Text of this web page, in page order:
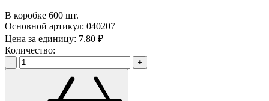
В коробке 600 шт.
Основной артикул: 040207
Цена за единицу: 7.80 ₽
Количество:
- +